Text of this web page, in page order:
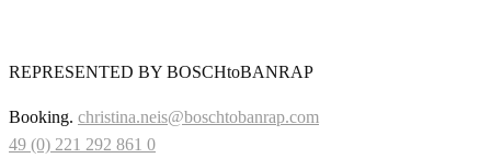
REPRESENTED BY BOSCHtoBANRAP
Booking. christina.neis@boschtobanrap.com
49 (0) 221 292 861 0